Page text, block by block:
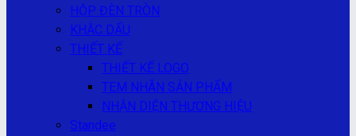
HỘP ĐÈN TRÒN
KHẮC DẤU
THIẾT KẾ
THIẾT KẾ LOGO
TEM NHÃN SẢN PHẨM
NHẬN DIỆN THƯƠNG HIỆU
Standee